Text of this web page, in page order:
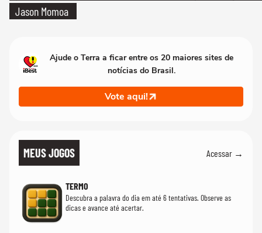
Jason Momoa
Ajude o Terra a ficar entre os 20 maiores sites de
notícias do Brasil.
Vote aqui!
MEUS JOGOS Acessar →
TERMO
Descubra a palavra do dia em até 6 tentativas. Observe as
dicas e avance até acertar.